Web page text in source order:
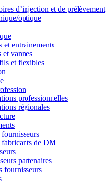
d’injection et de prélèvement
optique
et entrainements
et vannes
et flexibles
professionnelles
régionales
fabricants de DM
partenaires
fournisseurs